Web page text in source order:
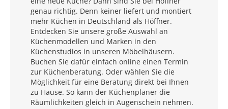
genau richtig. Denn keiner liefert und montiert
mehr Küchen in Deutschland als Höffner.
Entdecken Sie unsere große Auswahl an
Küchenmodellen und Marken in den
Küchenstudios in unseren Möbelhäusern.
Buchen Sie dafür einfach online einen Termin
zur Küchenberatung. Oder wählen Sie die
Möglichkeit für eine Beratung direkt bei Ihnen
zu Hause. So kann der Küchenplaner die
Räumlichkeiten gleich in Augenschein nehmen.